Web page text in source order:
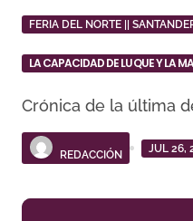
FERIA DEL NORTE ||
LA CAPACIDAD DE LUQUE Y LA
Crónica de la última
REDACCIÓN
JUL 26,